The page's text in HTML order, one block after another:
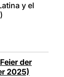
y el
der
2025)